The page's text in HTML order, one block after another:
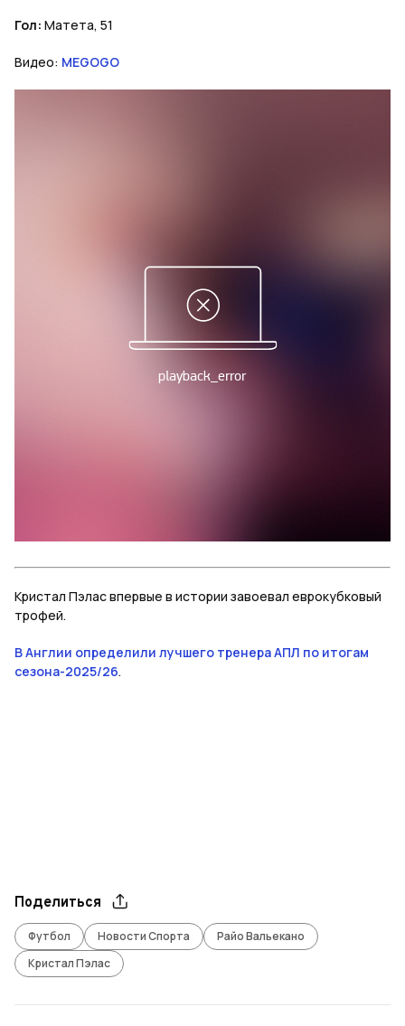
Гол: Матета, 51
Видео: MEGOGO
Кристал Пэлас впервые в истории завоевал еврокубковый
трофей.
В Англии определили лучшего тренера АПЛ по итогам
сезона-2025/26.
Поделиться
Футбол Новости Спорта
Райо Вальекано
Кристал Пэлас